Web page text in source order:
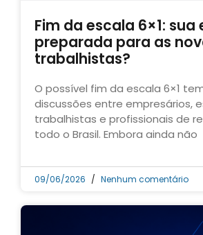
Fim da escala 6×1:
preparada para as
trabalhistas?
O possível fim da escala 6×1
discussões entre empresários,
trabalhistas e profissionais de
todo o Brasil. Embora ainda não
09/06/2026 Nenhum comentário